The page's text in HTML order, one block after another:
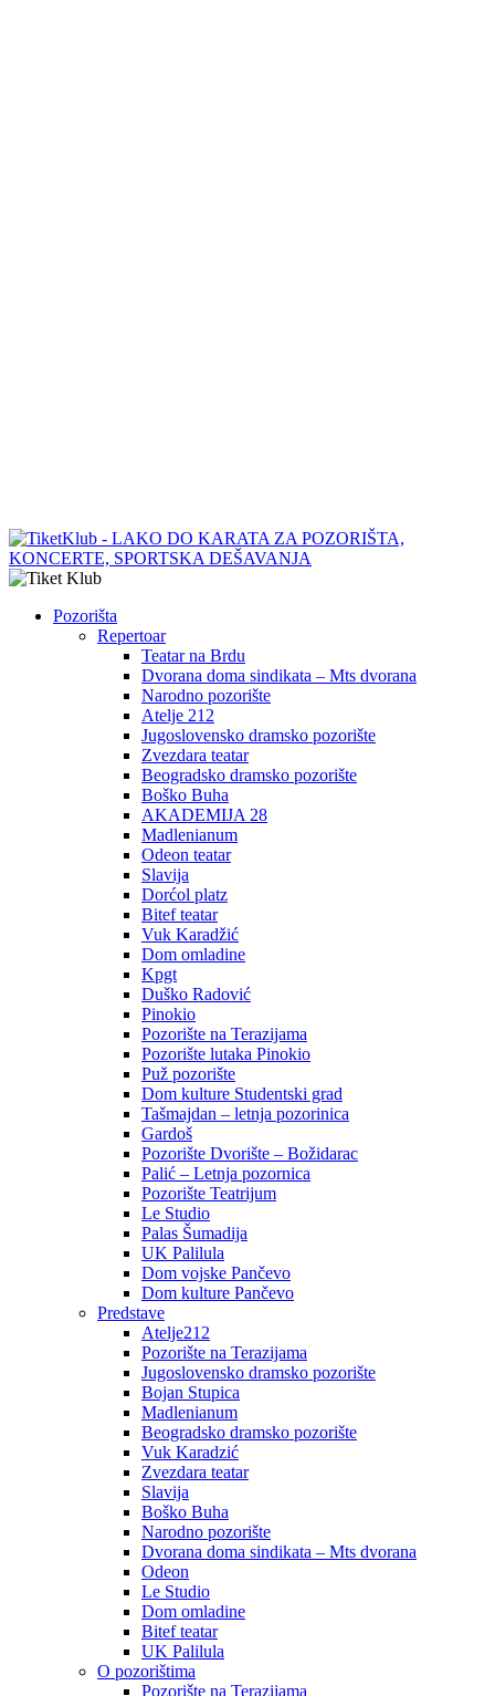
Pozorišta
Repertoar
Teatar na Brdu
Dvorana doma sindikata – Mts dvorana
Narodno pozorište
Atelje 212
Jugoslovensko dramsko pozorište
Zvezdara teatar
Beogradsko dramsko pozorište
Boško Buha
AKADEMIJA 28
Madlenianum
Odeon teatar
Slavija
Dorćol platz
Bitef teatar
Vuk Karadžić
Dom omladine
Kpgt
Duško Radović
Pinokio
Pozorište na Terazijama
Pozorište lutaka Pinokio
Puž pozorište
Dom kulture Studentski grad
Tašmajdan – letnja pozorinica
Gardoš
Pozorište Dvorište – Božidarac
Palić – Letnja pozornica
Pozorište Teatrijum
Le Studio
Palas Šumadija
UK Palilula
Dom vojske Pančevo
Dom kulture Pančevo
Predstave
Atelje212
Pozorište na Terazijama
Jugoslovensko dramsko pozorište
Bojan Stupica
Madlenianum
Beogradsko dramsko pozorište
Vuk Karadzić
Zvezdara teatar
Slavija
Boško Buha
Narodno pozorište
Dvorana doma sindikata – Mts dvorana
Odeon
Le Studio
Dom omladine
Bitef teatar
UK Palilula
O pozorištima
Pozorište na Terazijama